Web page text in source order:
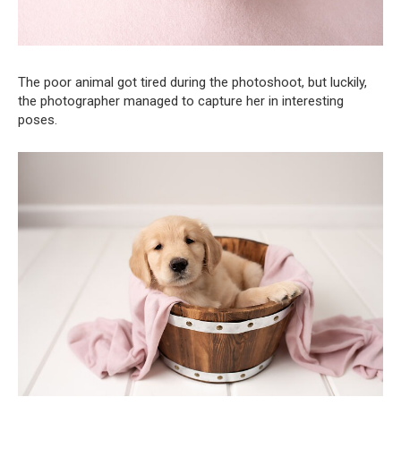
The poor animal got tired during the photoshoot, but luckily,
the photographer managed to capture her in interesting
poses.